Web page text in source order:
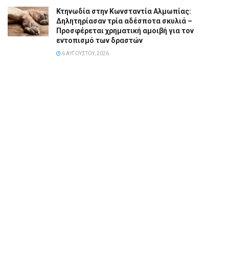
Κτηνωδία στην Κωνσταντία Αλμωπίας:
Δηλητηρίασαν τρία αδέσποτα σκυλιά –
Προσφέρεται χρηματική αμοιβή για τον
εντοπισμό των δραστών
6 ΑΥΓΟΎΣΤΟΥ, 2026